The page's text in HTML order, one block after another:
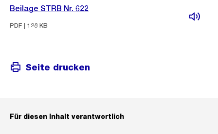
Beilage STRB Nr. 622
PDF | 128 KB
Seite drucken
Für diesen Inhalt verantwortlich